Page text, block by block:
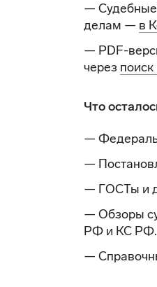
— Судебные
делам — в
— PDF-
через
Что
—
—
— ГОСТы и
— Обзоры
РФ и КС РФ.
—